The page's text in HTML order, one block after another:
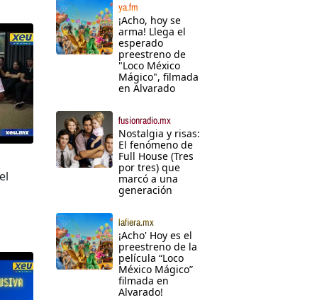
ya.fm
¡Acho, hoy se
arma! Llega el
esperado
preestreno de
"Loco México
Mágico", filmada
en Alvarado
fusionradio.mx
Nostalgia y risas:
El fenómeno de
Full House (Tres
por tres) que
marcó a una
generación
lafiera.mx
¡Acho' Hoy es el
preestreno de la
película “Loco
México Mágico”
filmada en
Alvarado!